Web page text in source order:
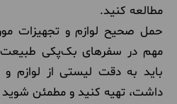
مطالعه کنید.
حمل صحیح لوازم و تجهیزات
مهم در سفرهای بک‌پکی
باید به دقت لیستی از لوازم و
داشت، تهیه کنید و مطمئن شوید